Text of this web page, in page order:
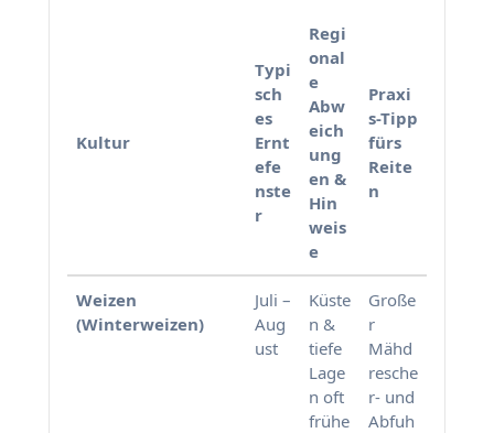
Kultur
Typi
sch
es
Ernt
efe
nste
r
Regi
onal
e
Abw
eich
ung
en &
Hin
weis
e
Praxi
s-Tipp
fürs
Reite
n
Weizen
(Winterweizen)
Juli –
Aug
ust
Küste
n &
tiefe
Lage
n oft
frühe
Große
r
Mähd
resche
r- und
Abfuh